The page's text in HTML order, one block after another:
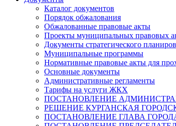
Каталог документов
Порядок обжалования
Обжалованные правовые акты
Проекты муниципальных правовых
Документы стратегического
Муниципальные программы
Нормативные правовые акты для
Основные документы
Административные регламенты
Тарифы на услуги ЖКХ
ПОСТАНОВЛЕНИЕ
РЕШЕНИЕ КУРГАНСКАЯ
ПОСТАНОВЛЕНИЕ ГЛАВА